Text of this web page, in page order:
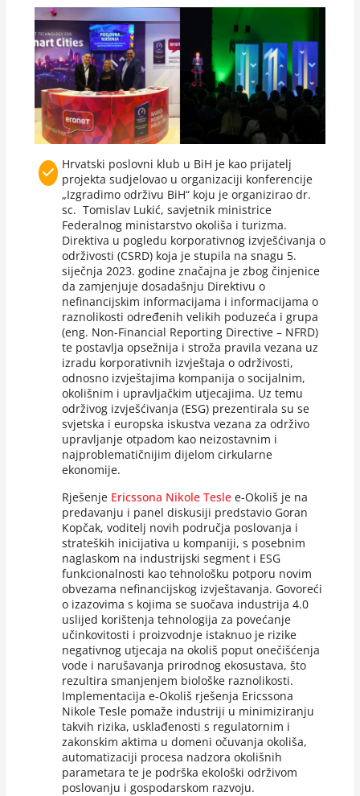
Hrvatski poslovni klub u BiH je kao prijatelj
projekta sudjelovao u organizaciji konferencije
„Izgradimo održivu BiH“ koju je organizirao dr.
sc. Tomislav Lukić, savjetnik ministrice
Federalnog ministarstvo okoliša i turizma.
Direktiva u pogledu korporativnog izvješćivanja o
održivosti (CSRD) koja je stupila na snagu 5.
siječnja 2023. godine značajna je zbog činjenice
da zamjenjuje dosadašnju Direktivu o
nefinancijskim informacijama i informacijama o
raznolikosti određenih velikih poduzeća i grupa
(eng. Non-Financial Reporting Directive – NFRD)
te postavlja opsežnija i stroža pravila vezana uz
izradu korporativnih izvještaja o održivosti,
odnosno izvještajima kompanija o socijalnim,
okolišnim i upravljačkim utjecajima. Uz temu
održivog izvješćivanja (ESG) prezentirala su se
svjetska i europska iskustva vezana za održivo
upravljanje otpadom kao neizostavnim i
najproblematičnijim dijelom cirkularne
ekonomije.
Rješenje Ericssona Nikole Teslee-Okoliš je na
predavanju i panel diskusiji predstavio Goran
Kopčak, voditelj novih područja poslovanja i
strateških inicijativa u kompaniji, s posebnim
naglaskom na industrijski segment i ESG
funkcionalnosti kao tehnološku potporu novim
obvezama nefinancijskog izvještavanja. Govoreći
o izazovima s kojima se suočava industrija 4.0
uslijed korištenja tehnologija za povećanje
učinkovitosti i proizvodnje istaknuo je rizike
negativnog utjecaja na okoliš poput onečišćenja
vode i narušavanja prirodnog ekosustava, što
rezultira smanjenjem biološke raznolikosti.
Implementacija e-Okoliš rješenja Ericssona
Nikole Tesle pomaže industriji u minimiziranju
takvih rizika, usklađenosti s regulatornim i
zakonskim aktima u domeni očuvanja okoliša,
automatizaciji procesa nadzora okolišnih
parametara te je podrška ekološki održivom
poslovanju i gospodarskom razvoju.